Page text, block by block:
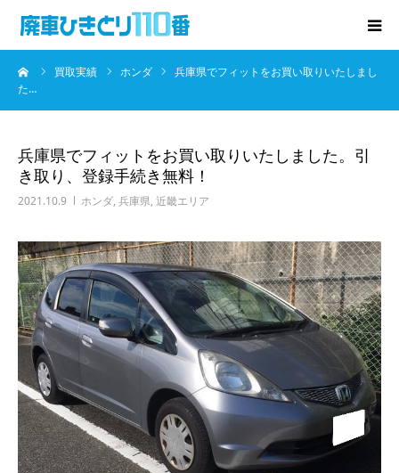
買取実績 ホンダ
兵庫県でフィットをお買い取りいたしまし
た…
兵庫県でフィットをお買い取りいたしました。引
き取り、登録手続き無料！
2021.10.9 ホンダ, 兵庫県, 近畿エリア
廃車･事故車の買取
無料査定
お知らせ
会社概要
お問い合わせ